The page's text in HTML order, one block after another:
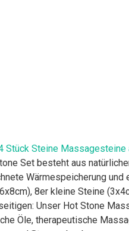
Stück Steine
Set besteht aus
Wärmespeicherung
8er kleine Steine
Unser Hot Stone
Öle, therapeutische